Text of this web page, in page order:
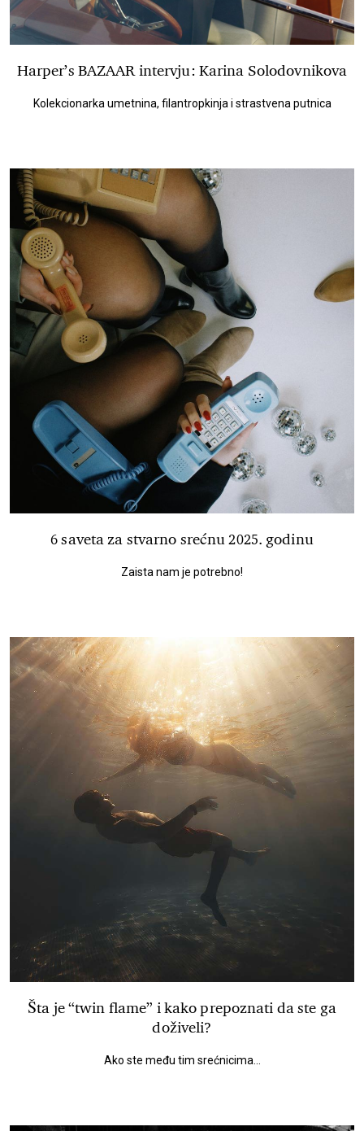
Harper’s BAZAAR intervju: Karina Solodovnikova
Kolekcionarka umetnina, filantropkinja i strastvena putnica
6 saveta za stvarno srećnu 2025. godinu
Zaista nam je potrebno!
Šta je “twin flame” i kako prepoznati da ste ga
doživeli?
Ako ste među tim srećnicima...